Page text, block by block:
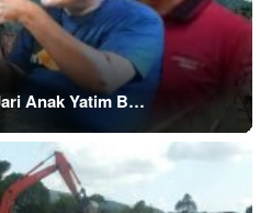
Anak Yatim B…